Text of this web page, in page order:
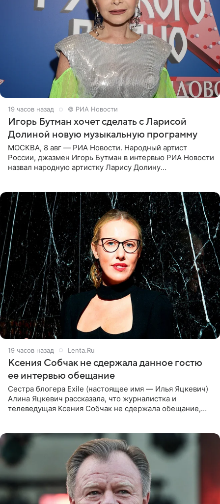
19 часов назад © РИА Новости
Игорь Бутман хочет сделать с Ларисой
Долиной новую музыкальную программу
МОСКВА, 8 авг — РИА Новости. Народный артист
России, джазмен Игорь Бутман в интервью РИА Новости
назвал народную артистку Ларису Долину
19 часов назад Lenta.Ru
Ксения Собчак не сдержала данное гостю
ее интервью обещание
Сестра блогера Exile (настоящее имя — Илья Яцкевич)
Алина Яцкевич рассказала, что журналистка и
телеведущая Ксения Собчак не сдержала обещание,